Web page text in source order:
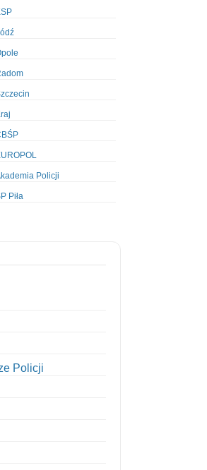
Policji
Piła
Policji